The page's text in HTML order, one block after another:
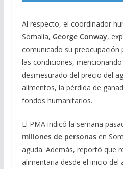
Al respecto, el coordinador
Somalia, George Conway,
comunicado su
las condiciones,
desmesurado del precio del
alimentos, la pérdida de
fondos humanitarios.
El PMA indicó la semana
millones de personasen
aguda. Además, reportó que
alimentaria desde el inicio del